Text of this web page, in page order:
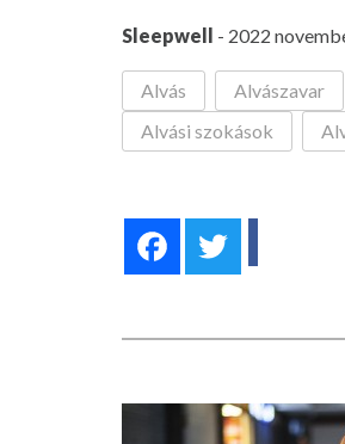
Sleepwell - 2022
Alvás Alvászavar
Alvási szokások